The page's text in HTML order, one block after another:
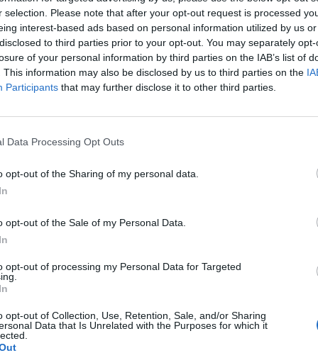
selection. Please note that after your opt-out request is processed
interest-based ads based on personal information utilized by us
to third parties prior to your opt-out. You may separately
of your personal information by third parties on the IAB’s list of
This information may also be disclosed by us to third parties on the
Participants that may further disclose it to other third parties.
Data Processing Opt Outs
opt-out of the Sharing of my personal data.
opt-out of the Sale of my Personal Data.
opt-out of processing my Personal Data for Targeted
opt-out of Collection, Use, Retention, Sale, and/or Sharing
Data that Is Unrelated with the Purposes for which it
na seks. To nie jest raczej normalne co nie? :(
dla mnie istnieć. Robię to z uwagi na męża. Udaję
powinno się uregulować co nie? ).
w ciążę. Mam nieregularne cykle więc nie mogę
22 dniu cyklu czy zrobienie takiego testu w tym
stresować na zapas czy w jakim czasie zrobić taki
szczególnie po nocy.Moze jakaś masc ?